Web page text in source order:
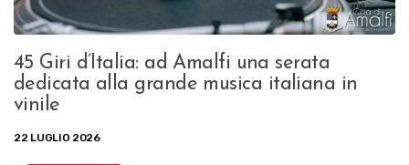
45 Giri d’Italia: ad Amalfi una serata
dedicata alla grande musica italiana in
vinile
22 LUGLIO 2026